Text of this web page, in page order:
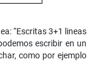
“Escritas 3+1 lineas
escribir en un
como por ejemplo